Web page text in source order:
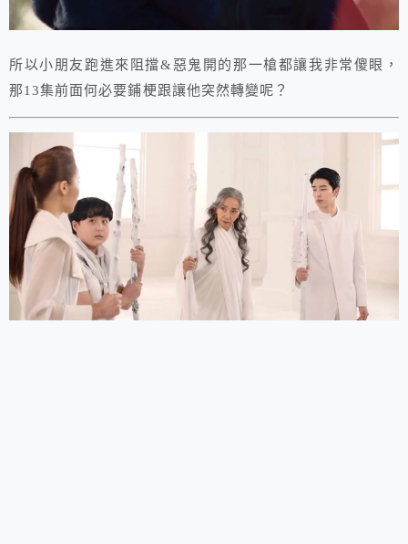
所以小朋友跑進來阻擋&惡鬼開的那一槍都讓我非常傻眼，
那13集前面何必要鋪梗跟讓他突然轉變呢？